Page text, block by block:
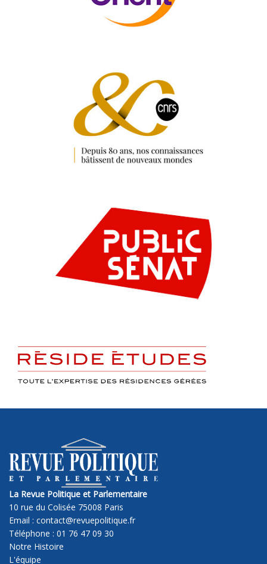
La Revue Politique et Parlementaire
10 rue du Colisée 75008 Paris
Email : contact@revuepolitique.fr
Téléphone : 01 76 47 09 30
Notre Histoire
L'équipe